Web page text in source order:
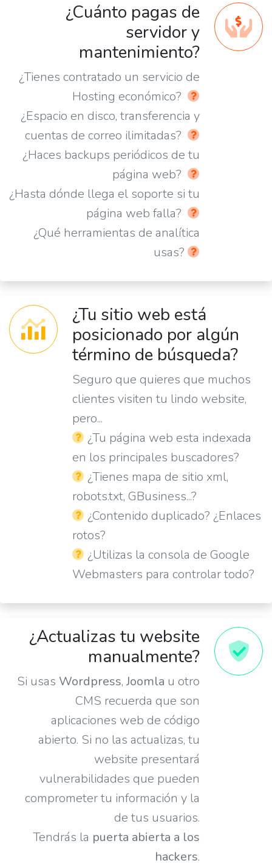
¿Cuánto pagas de
servidor y
mantenimiento?
¿Tienes contratado un servicio de
Hosting económico?
¿Espacio en disco, transferencia y
cuentas de correo ilimitadas?
¿Haces backups periódicos de tu
página web?
¿Hasta dónde llega el soporte si tu
página web falla?
¿Qué herramientas de analítica
usas?
¿Tu sitio web está
posicionado por algún
término de búsqueda?
Seguro que quieres que muchos
clientes visiten tu lindo website,
pero...
¿Tu página web esta indexada
en los principales buscadores?
¿Tienes mapa de sitio xml,
robots.txt, GBusiness...?
¿Contenido duplicado? ¿Enlaces
rotos?
¿Utilizas la consola de Google
Webmasters para controlar todo?
¿Actualizas tu website
manualmente?
Si usas Wordpress,Joomla u otro
CMS recuerda que son
aplicaciones web de código
abierto. Si no las actualizas, tu
website presentará
vulnerabilidades que pueden
comprometer tu información y la
de tus usuarios.
Tendrás la puerta abierta a los
hackers.